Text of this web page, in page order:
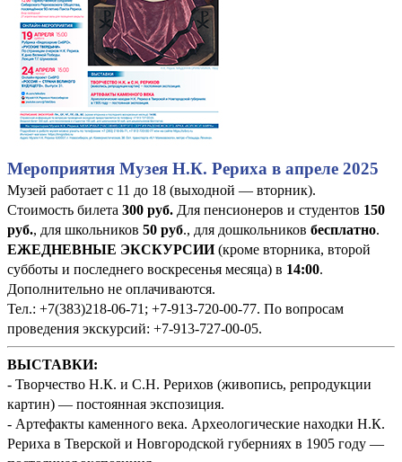
Мероприятия Музея Н.К. Рериха в апреле 2025
Музей работает с 11 до 18 (выходной — вторник).
Стоимость билета 300 руб. Для пенсионеров и студентов 150
руб., для школьников 50 руб., для дошкольников бесплатно.
ЕЖЕДНЕВНЫЕ ЭКСКУРСИИ(кроме вторника, второй
субботы и последнего воскресенья месяца) в 14:00.
Дополнительно не оплачиваются.
Тел.: +7(383)218-06-71; +7-913-720-00-77. По вопросам
проведения экскурсий: +7-913-727-00-05.
ВЫСТАВКИ:
- Творчество Н.К. и С.Н. Рерихов (живопись, репродукции
картин) — постоянная экспозиция.
- Артефакты каменного века. Археологические находки Н.К.
Рериха в Тверской и Новгородской губерниях в 1905 году —